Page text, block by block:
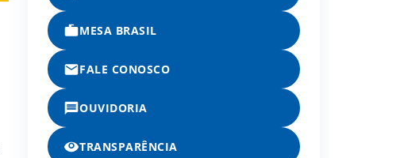
MESA BRASIL
FALE CONOSCO
OUVIDORIA
TRANSPARÊNCIA